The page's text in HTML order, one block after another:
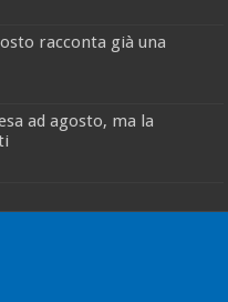
racconta già una
ad agosto, ma la